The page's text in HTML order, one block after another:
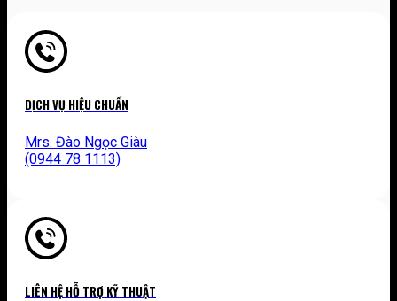
DỊCH VỤ HIỆU CHUẨN
Mrs. Đào Ngọc Giàu
(0944 78 1113)
LIÊN HỆ HỖ TRỢ KỸ THUẬT